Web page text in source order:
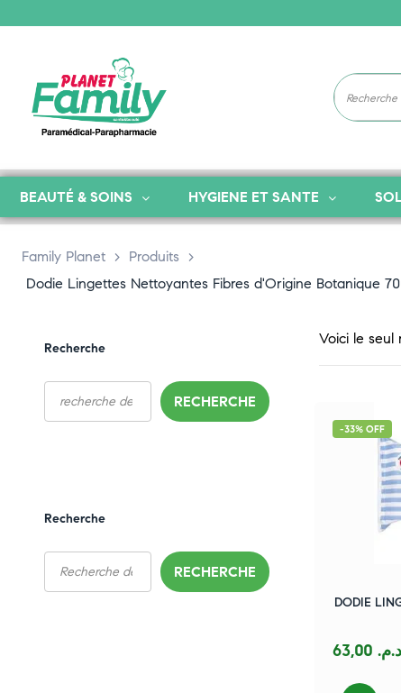
BEAUTÉ & SOINS HYGIENE ET SANTE
Family Planet > Produits >
Dodie Lingettes Nettoyantes Fibres d'Origine Botanique
Voici le seul
-33% OFF
DODIE
د.م.
Recherche
RECHERCHE
Recherche
RECHERCHE